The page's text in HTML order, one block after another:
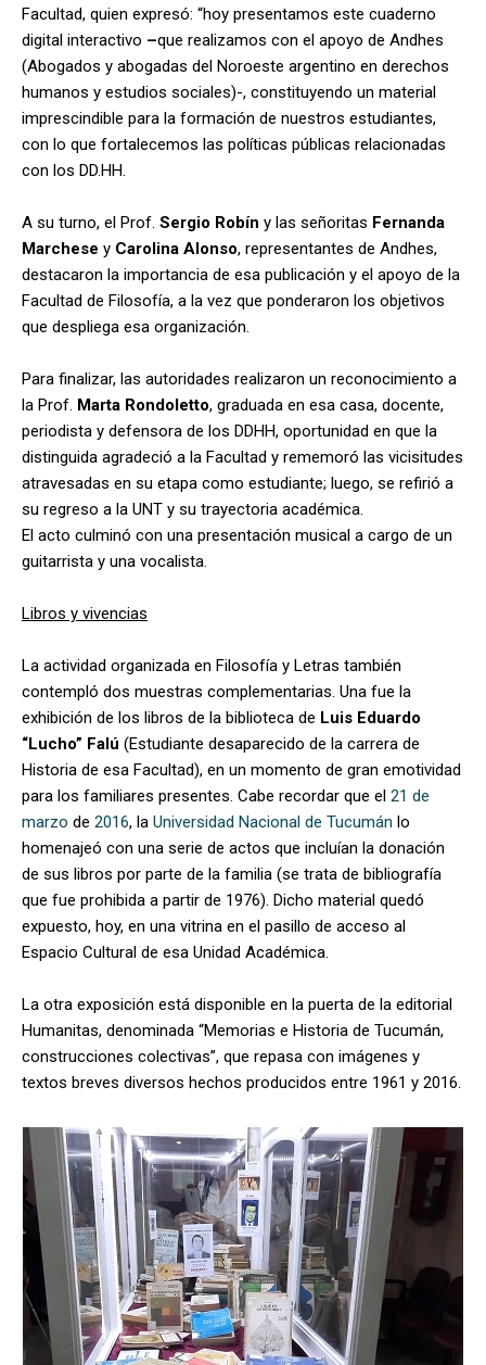
Facultad, quien expresó: “hoy presentamos este cuaderno
digital interactivo –que realizamos con el apoyo de Andhes
(Abogados y abogadas del Noroeste argentino en derechos
humanos y estudios sociales)-, constituyendo un material
imprescindible para la formación de nuestros estudiantes,
con lo que fortalecemos las políticas públicas relacionadas
con los DD.HH.
A su turno, el Prof. Sergio Robín y las señoritas Fernanda
Marchese y Carolina Alonso, representantes de Andhes,
destacaron la importancia de esa publicación y el apoyo de la
Facultad de Filosofía, a la vez que ponderaron los objetivos
que despliega esa organización.
Para finalizar, las autoridades realizaron un reconocimiento a
la Prof. Marta Rondoletto, graduada en esa casa, docente,
periodista y defensora de los DDHH, oportunidad en que la
distinguida agradeció a la Facultad y rememoró las vicisitudes
atravesadas en su etapa como estudiante; luego, se refirió a
su regreso a la UNT y su trayectoria académica.
El acto culminó con una presentación musical a cargo de un
guitarrista y una vocalista.
Libros y vivencias
La actividad organizada en Filosofía y Letras también
contempló dos muestras complementarias. Una fue la
exhibición de los libros de la biblioteca de Luis Eduardo
“Lucho” Falú (Estudiante desaparecido de la carrera de
Historia de esa Facultad), en un momento de gran emotividad
para los familiares presentes. Cabe recordar que el 21 de
marzo de 2016, la Universidad Nacional de Tucumán lo
homenajeó con una serie de actos que incluían la donación
de sus libros por parte de la familia (se trata de bibliografía
que fue prohibida a partir de 1976). Dicho material quedó
expuesto, hoy, en una vitrina en el pasillo de acceso al
Espacio Cultural de esa Unidad Académica.
La otra exposición está disponible en la puerta de la editorial
Humanitas, denominada “Memorias e Historia de Tucumán,
construcciones colectivas”, que repasa con imágenes y
textos breves diversos hechos producidos entre 1961 y 2016.